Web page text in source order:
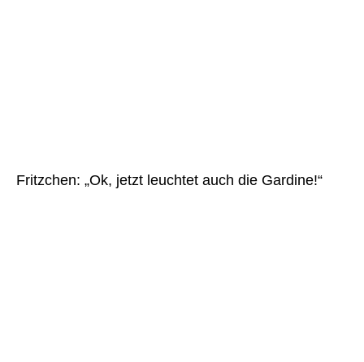
Fritzchen: „Ok, jetzt leuchtet auch die Gardine!“